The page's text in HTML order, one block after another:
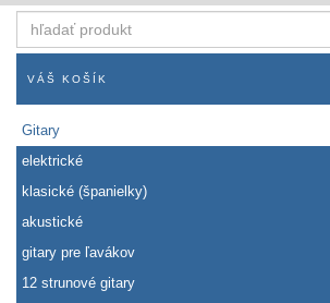
produkt
VÁŠ KOŠÍK
Gitary
elektrické
klasické (španielky)
akustické
gitary pre ľavákov
12 strunové gitary